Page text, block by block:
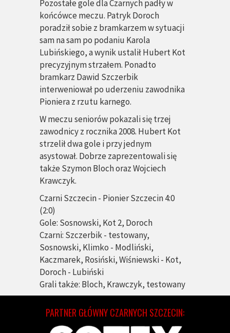
Pozostałe gole dla Czarnych padły w
końcówce meczu. Patryk Doroch
poradził sobie z bramkarzem w sytuacji
sam na sam po podaniu Karola
Lubińskiego, a wynik ustalił Hubert Kot
precyzyjnym strzałem. Ponadto
bramkarz Dawid Szczerbik
interweniował po uderzeniu zawodnika
Pioniera z rzutu karnego.
W meczu seniorów pokazali się trzej
zawodnicy z rocznika 2008. Hubert Kot
strzelił dwa gole i przy jednym
asystował. Dobrze zaprezentowali się
także Szymon Bloch oraz Wojciech
Krawczyk.
Czarni Szczecin - Pionier Szczecin 4:0
(2:0)
Gole: Sosnowski, Kot 2, Doroch
Czarni: Szczerbik - testowany,
Sosnowski, Klimko - Modliński,
Kaczmarek, Rosiński, Wiśniewski - Kot,
Doroch - Lubiński
Grali także: Bloch, Krawczyk, testowany
PARTNER GŁÓWNY CZARNYCH SZCZECIN: